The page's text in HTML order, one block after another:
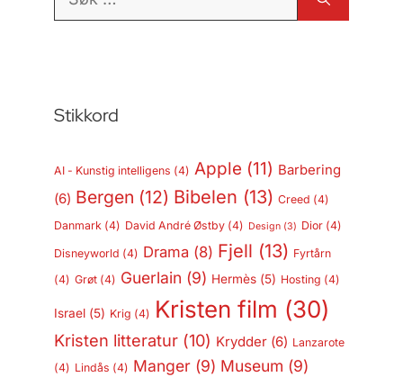
Stikkord
AI - Kunstig intelligens (4) Apple (11) Barbering
(6) Bergen (12) Bibelen (13) Creed (4)
Danmark(4) David André Østby(4) Design(3) Dior(4)
Disneyworld (4) Drama (8) Fjell (13) Fyrtårn
(4) Grøt(4) Guerlain (9) Hermès(5) Hosting (4)
Israel(5) Krig (4) Kristen film (30)
Kristen litteratur(10) Krydder(6) Lanzarote
(4) Lindås (4) Manger(9) Museum (9)